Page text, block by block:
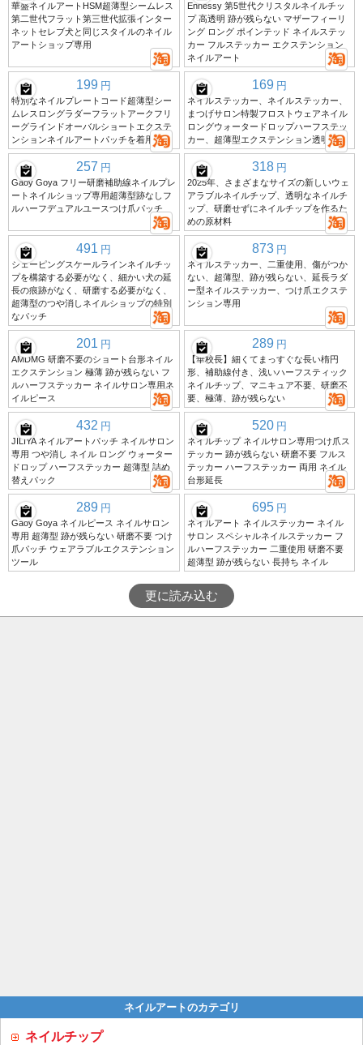
華盛ネイルアートHSM超薄型シームレス
第二世代フラット第三世代拡張インター
ネットセレブ犬と同じスタイルのネイル
アートショップ専用
Ennessy 第5世代クリスタルネイルチッ
プ 高透明 跡が残らない マザーフィーリ
ング ロング ポインテッド ネイルステッ
カー フルステッカー エクステンション
ネイルアート
199 円
特別なネイルプレートコード超薄型シー
ムレスロングラダーフラットアークフリ
ーグラインドオーバルショートエクステ
ンションネイルアートパッチを着用
169 円
ネイルステッカー、ネイルステッカー、
まつげサロン特製フロストウェアネイル
ロングウォータードロップハーフステッ
カー、超薄型エクステンション透明
257 円
Gaoy Goya フリー研磨補助線ネイルプレ
ートネイルショップ専用超薄型跡なしフ
ルハーフデュアルユースつけ爪パッチ
318 円
2025年、さまざまなサイズの新しいウェ
アラブルネイルチップ、透明なネイルチ
ップ、研磨せずにネイルチップを作るた
めの原材料
491 円
シェーピングスケールラインネイルチッ
プを構築する必要がなく、細かい犬の延
長の痕跡がなく、研磨する必要がなく、
超薄型のつや消しネイルショップの特別
なパッチ
873 円
ネイルステッカー、二重使用、傷がつか
ない、超薄型、跡が残らない、延長ラダ
ー型ネイルステッカー、つけ爪エクステ
ンション専用
201 円
AMDMG 研磨不要のショート台形ネイル
エクステンション 極薄 跡が残らない フ
ルハーフステッカー ネイルサロン専用ネ
イルピース
289 円
【華校長】細くてまっすぐな長い楕円
形、補助線付き、浅いハーフスティック
ネイルチップ、マニキュア不要、研磨不
要、極薄、跡が残らない
432 円
JILIYA ネイルアートパッチ ネイルサロン
専用 つや消し ネイル ロング ウォーター
ドロップ ハーフステッカー 超薄型 詰め
替えパック
520 円
ネイルチップ ネイルサロン専用つけ爪ス
テッカー 跡が残らない 研磨不要 フルス
テッカー ハーフステッカー 両用 ネイル
台形延長
289 円
Gaoy Goya ネイルピース ネイルサロン
専用 超薄型 跡が残らない 研磨不要 つけ
爪パッチ ウェアラブルエクステンション
ツール
695 円
ネイルアート ネイルステッカー ネイル
サロン スペシャルネイルステッカー フ
ルハーフステッカー 二重使用 研磨不要
超薄型 跡が残らない 長持ち ネイル
更に読み込む
ネイルアートのカテゴリ
ネイルチップ